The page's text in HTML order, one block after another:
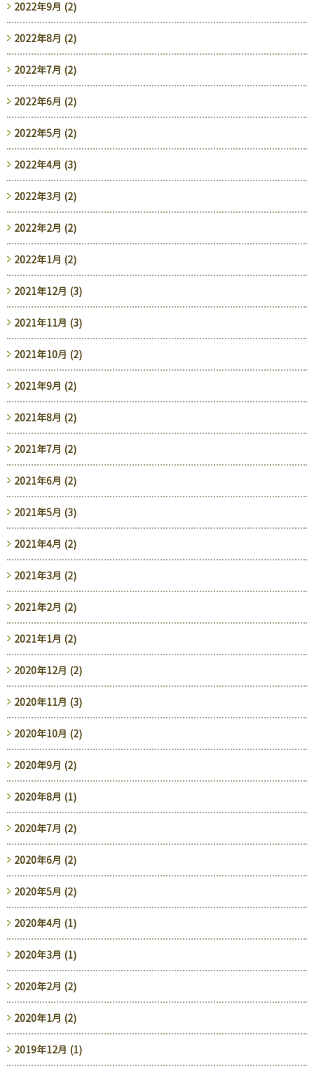
2022年9月 (2)
2022年8月 (2)
2022年7月 (2)
2022年6月 (2)
2022年5月 (2)
2022年4月 (3)
2022年3月 (2)
2022年2月 (2)
2022年1月 (2)
2021年12月 (3)
2021年11月 (3)
2021年10月 (2)
2021年9月 (2)
2021年8月 (2)
2021年7月 (2)
2021年6月 (2)
2021年5月 (3)
2021年4月 (2)
2021年3月 (2)
2021年2月 (2)
2021年1月 (2)
2020年12月 (2)
2020年11月 (3)
2020年10月 (2)
2020年9月 (2)
2020年8月 (1)
2020年7月 (2)
2020年6月 (2)
2020年5月 (2)
2020年4月 (1)
2020年3月 (1)
2020年2月 (2)
2020年1月 (2)
2019年12月 (1)